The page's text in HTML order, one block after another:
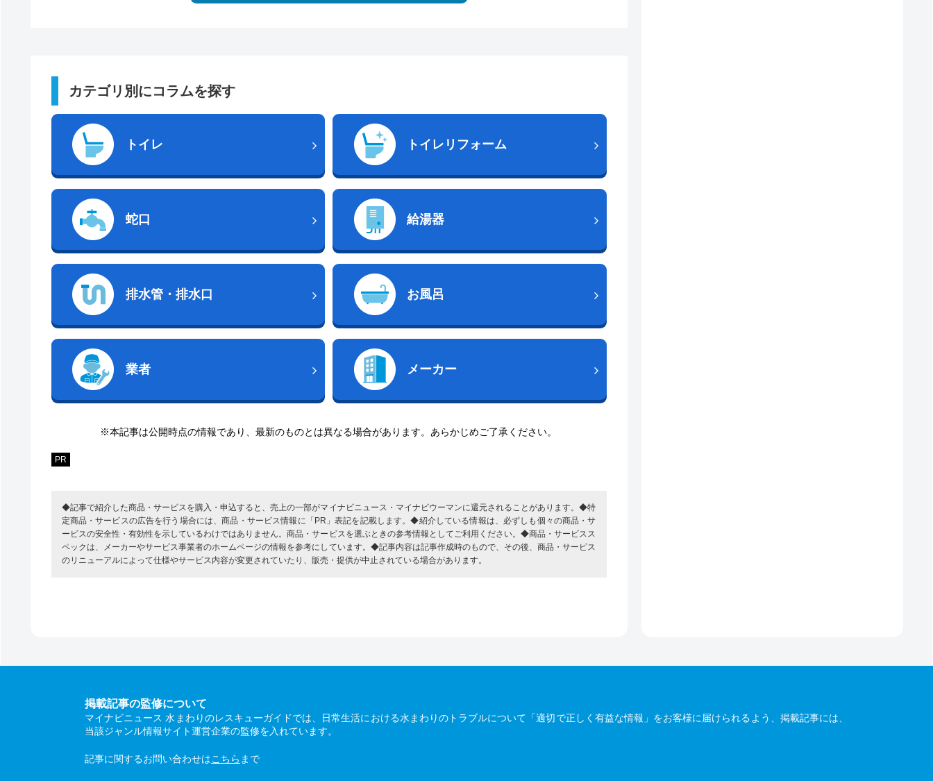
カテゴリ別にコラムを探す
トイレ トイレリフォーム
蛇口 給湯器
排水管・排水口 お風呂
業者 メーカー
※本記事は公開時点の情報であり、最新のものとは異なる場合があります。あらかじめご了承ください。
PR
◆記事で紹介した商品・サービスを購入・申込すると、売上の一部がマイナビニュース・マイナビウーマンに還元されることがあります。◆特
定商品・サービスの広告を行う場合には、商品・サービス情報に「PR」表記を記載します。◆紹介している情報は、必ずしも個々の商品・サ
ービスの安全性・有効性を示しているわけではありません。商品・サービスを選ぶときの参考情報としてご利用ください。◆商品・サービスス
ペックは、メーカーやサービス事業者のホームページの情報を参考にしています。◆記事内容は記事作成時のもので、その後、商品・サービス
のリニューアルによって仕様やサービス内容が変更されていたり、販売・提供が中止されている場合があります。
掲載記事の監修について
マイナビニュース 水まわりのレスキューガイドでは、日常生活における水まわりのトラブルについて「適切で正しく有益な情報」をお客様に届けられるよう、掲載記事には、
当該ジャンル情報サイト運営企業の監修を入れています。
記事に関するお問い合わせはこちら まで